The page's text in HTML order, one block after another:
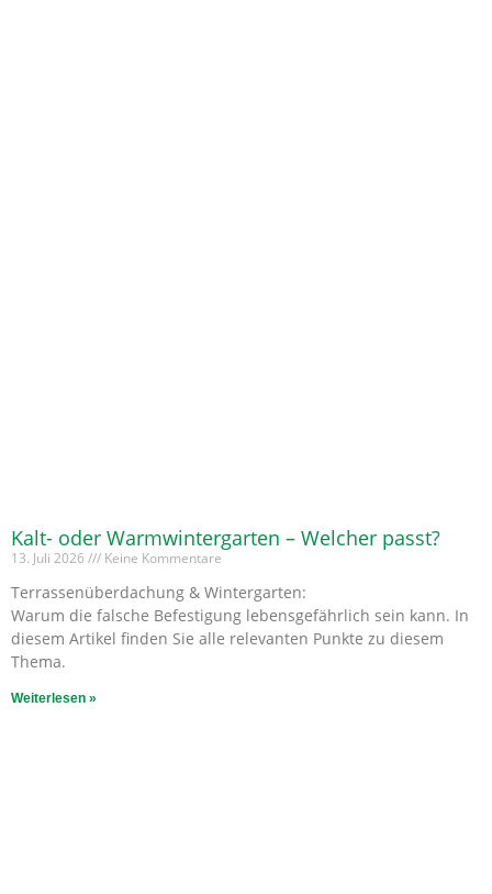
Kalt- oder Warmwintergarten – Welcher passt?
13. Juli 2026 Keine Kommentare
Terrassenüberdachung & Wintergarten:
Warum die falsche Befestigung lebensgefährlich sein kann. In
diesem Artikel finden Sie alle relevanten Punkte zu diesem
Thema.
Weiterlesen »